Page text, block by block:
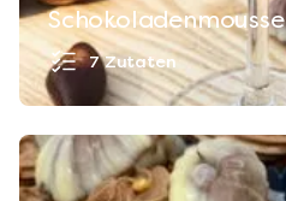
Schokoladenmousse
7 Zutaten